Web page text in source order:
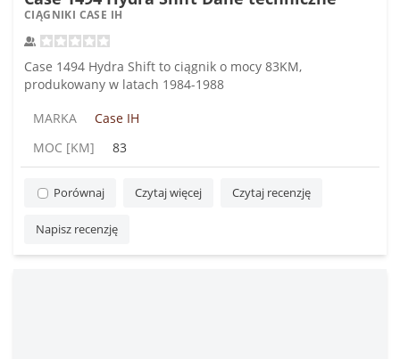
CIĄGNIKI CASE IH
Case 1494 Hydra Shift to ciągnik o mocy 83KM,
produkowany w latach 1984-1988
MARKA
Case IH
MOC [KM]
83
Porównaj Czytaj więcej Czytaj recenzję
Napisz recenzję